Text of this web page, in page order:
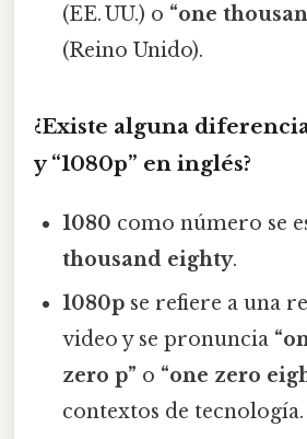
(EE. UU.) o “one
(Reino Unido).
¿Existe alguna
y “1080p” en inglés?
1080 como número se
thousand eighty.
1080p se refiere a una
video y se pronuncia
zero p” o “one zero
contextos de tecnología.